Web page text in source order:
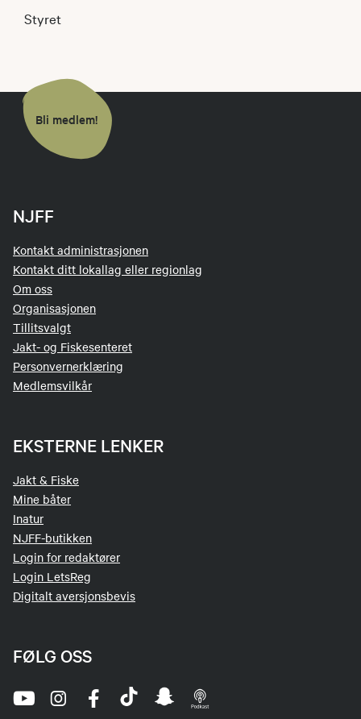
Styret
Bli medlem!
NJFF
Kontakt administrasjonen
Kontakt ditt lokallag eller regionlag
Om oss
Organisasjonen
Tillitsvalgt
Jakt- og Fiskesenteret
Personvernerklæring
Medlemsvilkår
EKSTERNE LENKER
Jakt & Fiske
Mine båter
Inatur
NJFF-butikken
Login for redaktører
Login LetsReg
Digitalt aversjonsbevis
FØLG OSS